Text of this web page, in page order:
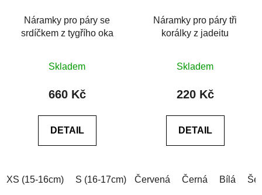
Náramky pro páry se
srdíčkem z tygřího oka
hodnocení
produktu
z
Skladem
660 Kč
DETAIL
XS (15-16cm) S (16-17cm) M (17-18cm) L (18-19cm)
Náramky pro páry tři
korálky z jadeitu
hodnocení
produktu
z
Skladem
220 Kč
DETAIL
Červená Černá Bílá